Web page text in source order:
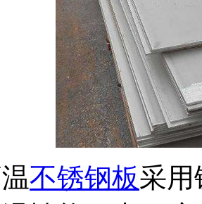
不锈钢板采用